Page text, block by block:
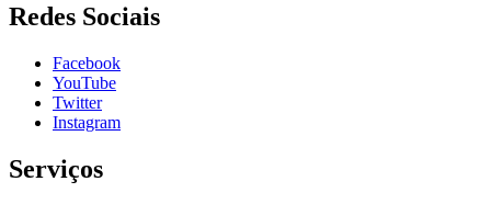
Redes Sociais
Facebook
YouTube
Twitter
Instagram
Serviços